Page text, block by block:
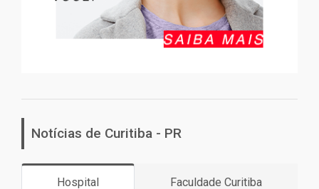
Notícias de Curitiba - PR
Hospital Faculdade Curitiba